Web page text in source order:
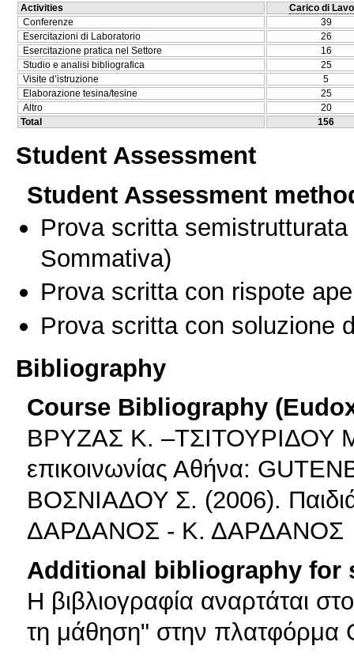
Activities
Carico di
Conferenze
39
Esercitazioni di Laboratorio
26
Esercitazione pratica nel Settore
16
Studio e analisi bibliografica
25
Visite d’istruzione
5
Elaborazione tesina/tesine
25
Altro
20
Total
156
Student Assessment
Student Assessment
Prova scritta
Sommativa)
Prova scritta con rispote
Prova scritta con soluzione
Bibliography
Course Bibliography
ΒΡΥΖΑΣ K. –ΤΣΙΤΟΥΡΙΔΟΥ M.
επικοινωνίας Αθήνα:
ΒΟΣΝΙΑΔΟΥ Σ. (2006).
ΔΑΡΔΑΝΟΣ - Κ. ΔΑΡΔΑΝΟΣ
Additional bibliography for
Η βιβλιογραφία αναρτάται
τη μάθηση" στην πλατφόρμα